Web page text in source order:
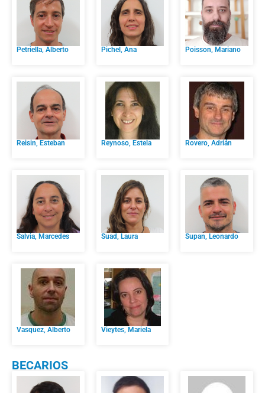
Petriella, Alberto Pichel, Ana Poisson, Mariano
Reisin, Esteban Reynoso, Estela Rovero, Adrián
Salvia, Marcedes Suad, Laura Supan, Leonardo
Vasquez, Alberto Vieytes, Mariela
BECARIOS